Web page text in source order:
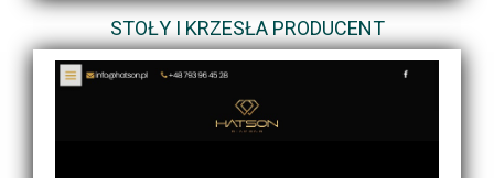
STOŁY I KRZESŁA PRODUCENT